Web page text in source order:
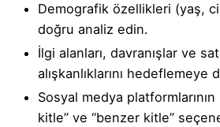
Demografik özellikleri (yaş,
doğru analiz edin.
İlgi alanları, davranışlar ve
alışkanlıklarını hedeflemeye
Sosyal medya
kitle” ve “benzer kitle”